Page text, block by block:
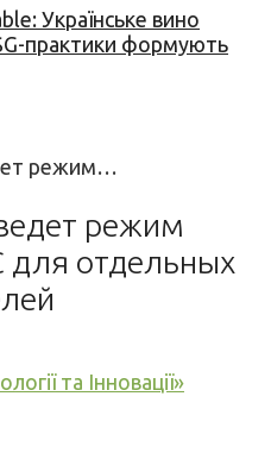
Українське вино
практики формують
режим…
режим
отдельных
та Інновації»